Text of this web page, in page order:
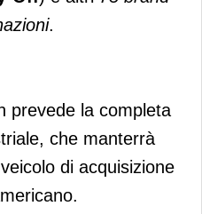
.
prevede la completa
che manterrà
di acquisizione